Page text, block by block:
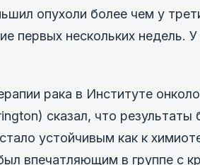
опухоли более чем у
первых нескольких недель.
рака в Институте
сказал, что
устойчивым как к
впечатляющим в группе с